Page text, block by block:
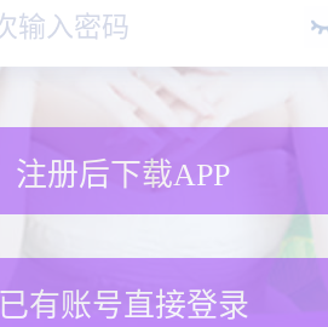
注册后下载APP
已有账号直接登录